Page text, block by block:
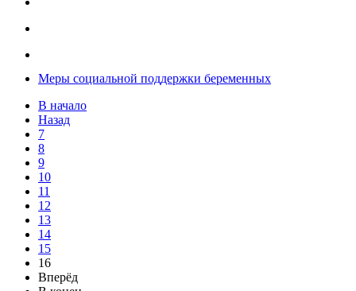
Меры социальной поддержки беременных
В начало
Назад
7
8
9
10
11
12
13
14
15
16
Вперёд